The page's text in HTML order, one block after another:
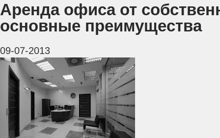
Аренда офиса от
основные преимущества
09-07-2013